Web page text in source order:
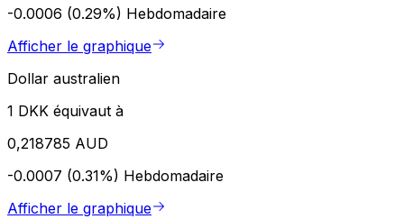
-0.0006 (0.29%) Hebdomadaire
Afficher le graphique
Dollar australien
1 DKK équivaut à
0,218785 AUD
-0.0007 (0.31%) Hebdomadaire
Afficher le graphique